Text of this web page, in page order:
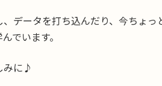
データを打ち込んだり、今ちょ
でいます。
みに♪